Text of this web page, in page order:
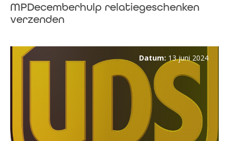
MPDecemberhulp relatiegeschenken
verzenden
Datum: 13 juni 2024